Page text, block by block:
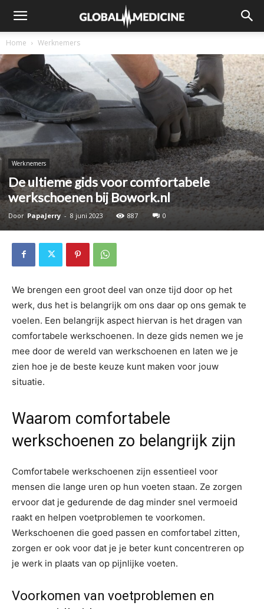
Home Werknemers
Werknemers
De ultieme gids voor comfortabele
werkschoenen bij Bowork.nl
Door PapaJerry - 8 juni 2023 887 0
We brengen een groot deel van onze tijd door op het
werk, dus het is belangrijk om ons daar op ons gemak te
voelen. Een belangrijk aspect hiervan is het dragen van
comfortabele werkschoenen. In deze gids nemen we je
mee door de wereld van werkschoenen en laten we je
zien hoe je de beste keuze kunt maken voor jouw
situatie.
Waarom comfortabele
werkschoenen zo belangrijk zijn
Comfortabele werkschoenen zijn essentieel voor
mensen die lange uren op hun voeten staan. Ze zorgen
ervoor dat je gedurende de dag minder snel vermoeid
raakt en helpen voetproblemen te voorkomen.
Werkschoenen die goed passen en comfortabel zitten,
zorgen er ook voor dat je je beter kunt concentreren op
je werk in plaats van op pijnlijke voeten.
Voorkomen van voetproblemen en